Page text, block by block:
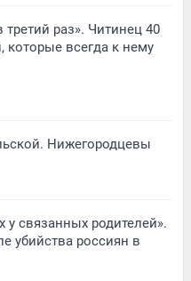
раз». Читинец 40
которые всегда к нему
Нижегородцевы
у связанных родителей».
убийства россиян в